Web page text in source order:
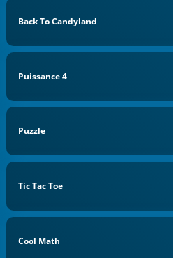
Back To Candyland
Puissance 4
Puzzle
Tic Tac Toe
Cool Math